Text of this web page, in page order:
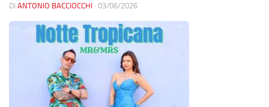
DI ANTONIO BACCIOCCHI · 03/06/2026